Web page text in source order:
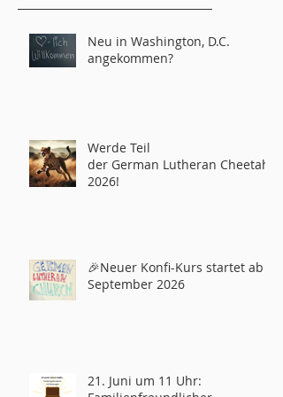
Neu in Washington, D.C.
angekommen?
Werde Teil
der German Lutheran Cheetahs
2026!
🎉Neuer Konfi-Kurs startet ab
September 2026
21. Juni um 11 Uhr: